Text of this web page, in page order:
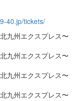
40.jp/tickets/
九州エクスプレス〜
九州エクスプレス〜
九州エクスプレス〜
九州エクスプレス〜